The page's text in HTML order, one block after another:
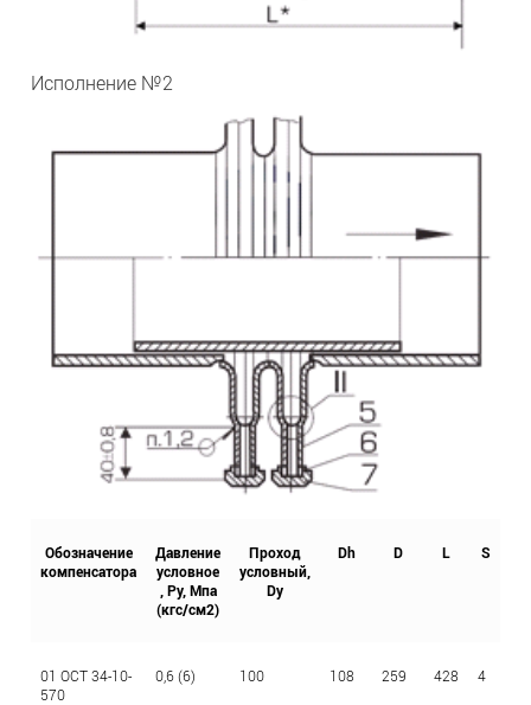
Исполнение №2
Обозначение
компенсатора
Давление
условное
, Ру, Мпа
(кгс/см2)
Проход
условный,
Dy
Dh D L S
01 ОСТ 34-10-
570
0,6 (6) 100 108 259 428 4